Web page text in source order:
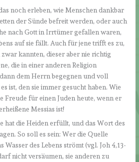
noch erleben, wie Menschen dankbar
der Sünde befreit werden, oder auch
nach Gott in Irrtümer gefallen waren,
auf sie fällt. Auch für jene trifft es zu,
kannten, dieser aber nie richtig
die in einer anderen Religion
dem Herrn begegnen und voll
ist, den sie immer gesucht haben. Wie
Freude für einen Juden heute, wenn er
Messias ist!
hat die Heiden erfüllt, und das Wort des
So soll es sein: Wer die Quelle
Wasser des Lebens strömt (vgl. Joh 4,13-
nicht versäumen, sie anderen zu